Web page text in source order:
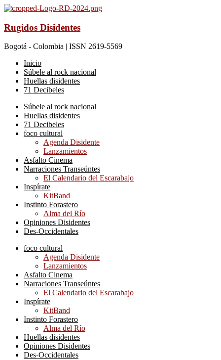
Rugidos Disidentes
Bogotá - Colombia | ISSN 2619-5569
Inicio
Súbele al rock nacional
Huellas disidentes
71 Decibeles
Súbele al rock nacional
Huellas disidentes
71 Decibeles
foco cultural
Agenda Disidente
Lanzamientos
Asfalto Cinema
Narraciones Transeúntes
El Calendario del Escarabajo
Inspírate
KitBand
Instinto Forastero
Alma del Río
Opiniones Disidentes
Des-Occidentales
foco cultural
Agenda Disidente
Lanzamientos
Asfalto Cinema
Narraciones Transeúntes
El Calendario del Escarabajo
Inspírate
KitBand
Instinto Forastero
Alma del Río
Huellas disidentes
Opiniones Disidentes
Des-Occidentales